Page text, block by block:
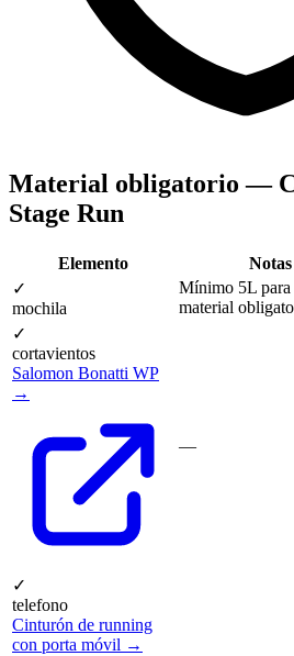
Material obligatorio —
Stage Run
Elemento Notas
✓
mochila
Mínimo 5L para
material
✓
cortavientos
Salomon Bonatti WP
→
—
✓
telefono
Cinturón de running
con porta móvil →